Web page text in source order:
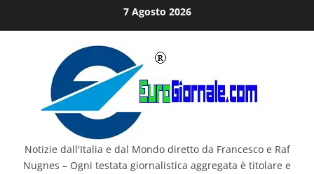
al
7 Agosto 2026
Notizie dall'Italia e dal Mondo diretto da Francesco e Raf
Nugnes – Ogni testata giornalistica aggregata è titolare e